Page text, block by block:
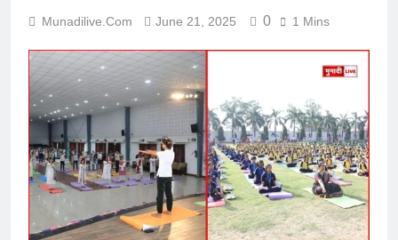
Munadilive.com June 21, 2025 0 1 Mins